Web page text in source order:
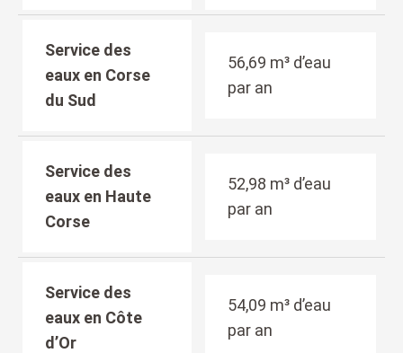
Service des
eaux en Corse
du Sud
56,69 m³ d’eau
par an
Service des
eaux en Haute
Corse
52,98 m³ d’eau
par an
Service des
eaux en Côte
d’Or
54,09 m³ d’eau
par an